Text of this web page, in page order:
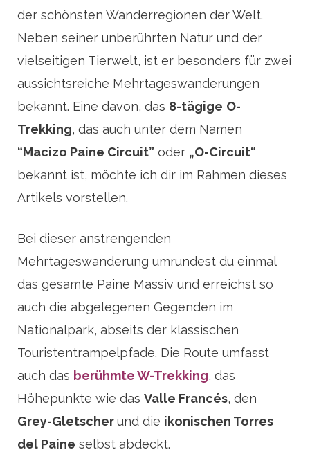
der schönsten Wanderregionen der Welt.
Neben seiner unberührten Natur und der
vielseitigen Tierwelt, ist er besonders für zwei
aussichtsreiche Mehrtageswanderungen
bekannt. Eine davon, das 8-tägige O-
Trekking, das auch unter dem Namen
“Macizo Paine Circuit” oder „O-Circuit“
bekannt ist, möchte ich dir im Rahmen dieses
Artikels vorstellen.
Bei dieser anstrengenden
Mehrtageswanderung umrundest du einmal
das gesamte Paine Massiv und erreichst so
auch die abgelegenen Gegenden im
Nationalpark, abseits der klassischen
Touristentrampelpfade. Die Route umfasst
auch das berühmte W-Trekking, das
Höhepunkte wie das Valle Francés, den
Grey-Gletscherund die ikonischen Torres
del Paine selbst abdeckt.